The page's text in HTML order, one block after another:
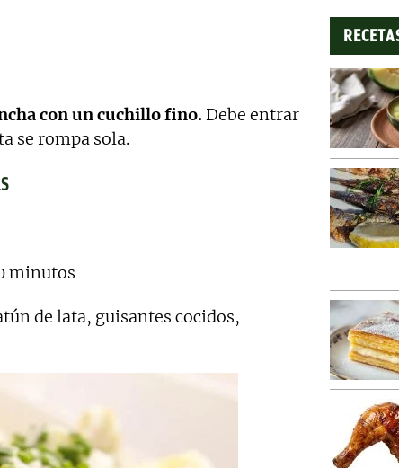
con un cuchillo fino. Debe entrar
se rompa sola.
minutos
de lata, guisantes cocidos,